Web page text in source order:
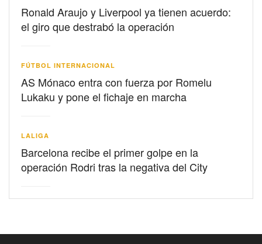
Ronald Araujo y Liverpool ya tienen acuerdo:
el giro que destrabó la operación
FÚTBOL INTERNACIONAL
AS Mónaco entra con fuerza por Romelu
Lukaku y pone el fichaje en marcha
LALIGA
Barcelona recibe el primer golpe en la
operación Rodri tras la negativa del City